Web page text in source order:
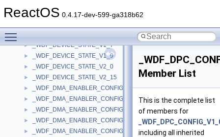
ReactOS 0.4.17-dev-599-ga318b62
► _WDF_DEVICE_STATE_V1_13
► _WDF_DEVICE_STATE_V1_7
► _WDF_DEVICE_STATE_V1_9
► _WDF_DEVICE_STATE_V2_0
► _WDF_DEVICE_STATE_V2_15
► _WDF_DMA_ENABLER_CONFIG
► _WDF_DMA_ENABLER_CONFIG_V1_0
► _WDF_DMA_ENABLER_CONFIG_V1_1
► _WDF_DMA_ENABLER_CONFIG_V1_11
► _WDF_DMA_ENABLER_CONFIG_V1_13
Member List
This is the complete list
of members for
including all inherited